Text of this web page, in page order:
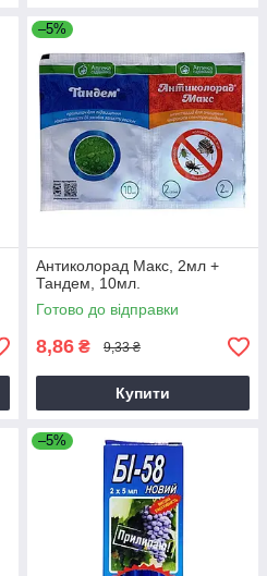
–5%
Антиколорад Макс, 2мл +
Тандем, 10мл.
Готово до відправки
8,86 ₴ 9,33 ₴
Купити
–5%